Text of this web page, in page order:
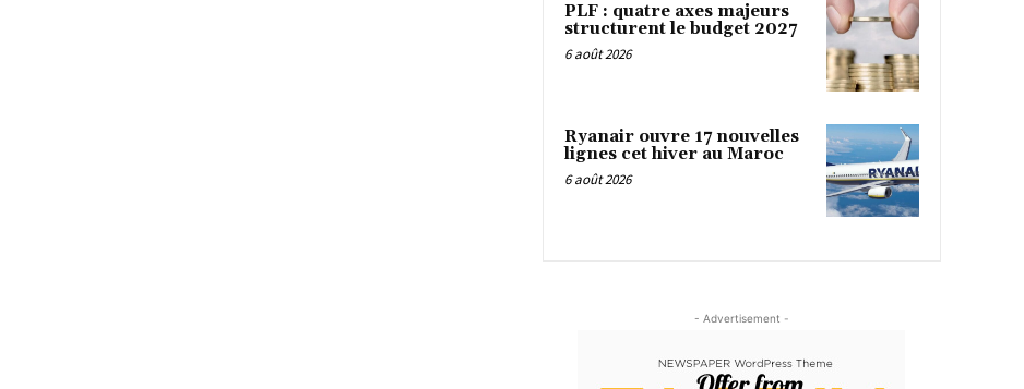
PLF : quatre axes majeurs
structurent le budget 2027
6 août 2026
Ryanair ouvre 17 nouvelles
lignes cet hiver au Maroc
6 août 2026
- Advertisement -